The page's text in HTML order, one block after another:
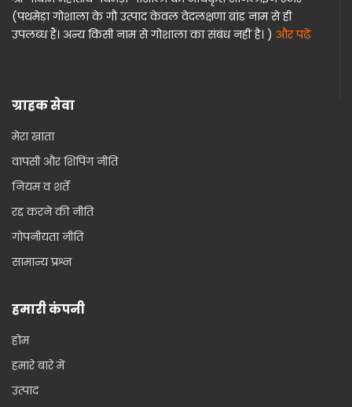
(पथमेड़ा गोशाला के गौ उत्पाद केवल वेदलक्षणा ब्रांड नाम से ही
उपलब्ध हैं। अन्य किसी नाम से गोशाला का संबंध नहीं है। ) और पढ़ें
ग्राहक सेवा
मेरा खाता
वापसी और शिपिंग नीति
नियम व शर्तें
रद्द करने की नीति
गोपनीयता नीति
सामान्य प्रश्न
हमारी कंपनी
होम
हमारे बारे में
उत्पाद